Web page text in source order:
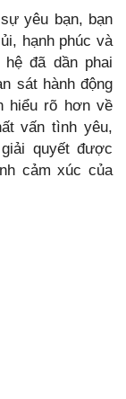
yêu bạn, bạn
hạnh phúc và
đã dần phai
sát hành động
hiểu rõ hơn về
vấn tình yêu,
quyết được
cảm xúc của